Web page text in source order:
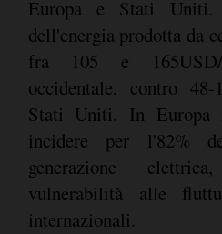
Europa e Stati
dell'energia prodotta da
fra 105 e
occidentale, contro
Stati Uniti. In Europa
incidere per l'82%
generazione
vulnerabilità alle
internazionali.